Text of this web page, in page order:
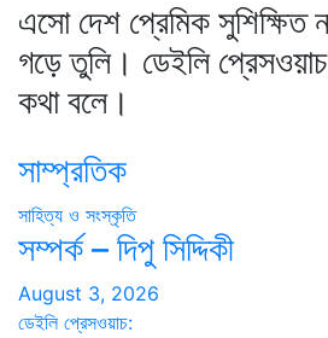
এসো দেশ প্রেমিক সুশিক্ষিত
গড়ে তুলি। ডেইলি প্রেসওয়াচ
কথা বলে।
সাম্প্রতিক
সাহিত্য ও সংস্কৃতি
সম্পর্ক – দিপু সিদ্দিকী
August 3, 2026
ডেইলি প্রেসওয়াচ: